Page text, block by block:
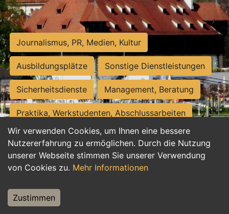
Wir verwenden Cookies, um Ihnen eine bessere
Nutzererfahrung zu ermöglichen. Durch die Nutzung
unserer Webseite stimmen Sie unserer Verwendung
von Cookies zu. Mehr Informationen
Zustimmen
Journalismus, PR, Medien, Kultur
Ausbildungsplätze Sonstige Dienstleistungen
Sicherheitsdienste Management, Beratung
Praktika, Werkstudenten, Abschlussarbeiten
Personalwesen Assistenz, Sekretariat
Hilfskräfte, Aushilfs- und Nebenjobs
Weiterbildung, Studium, duale Ausbildung